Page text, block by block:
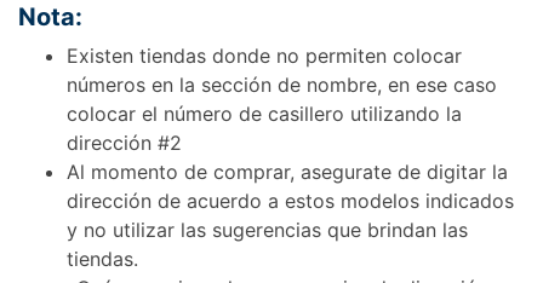
Nota:
Existen tiendas donde no permiten colocar
números en la sección de nombre, en ese caso
colocar el número de casillero utilizando la
dirección #2
Al momento de comprar, asegurate de digitar la
dirección de acuerdo a estos modelos indicados
y no utilizar las sugerencias que brindan las
tiendas.